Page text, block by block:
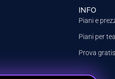
INFO
Piani e
Piani per
Prova gratis